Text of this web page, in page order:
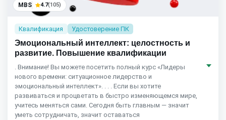
MBS 4.7(105)
Квалификация Удостоверение ПК
Эмоциональный интеллект: целостность и
развитие. Повышение квалификации
. Внимание! Вы можете посетить полный курс «Лидеры
нового времени: ситуационное лидерство и
эмоциональный интеллект». . . . Если вы хотите
развиваться и процветать в быстро изменяющемся мире,
учитесь меняться сами. Сегодня быть главным — значит
уметь сотрудничать, значит оставаться